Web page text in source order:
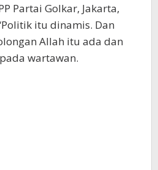
Partai Golkar, Jakarta,
itu dinamis. Dan
Allah itu ada dan
wartawan.